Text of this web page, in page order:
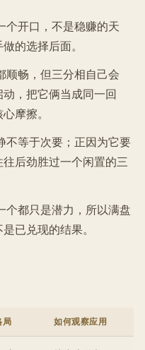
个开口，不是稳赚的天
的选择后面。
顺畅，但三分相自己会
，把它俩当成同一回
摩擦。
不等于次要；正因为它要
后劲胜过一个闲置的三
个都只是潜力，所以满盘
已兑现的结果。
局 如何观察应用